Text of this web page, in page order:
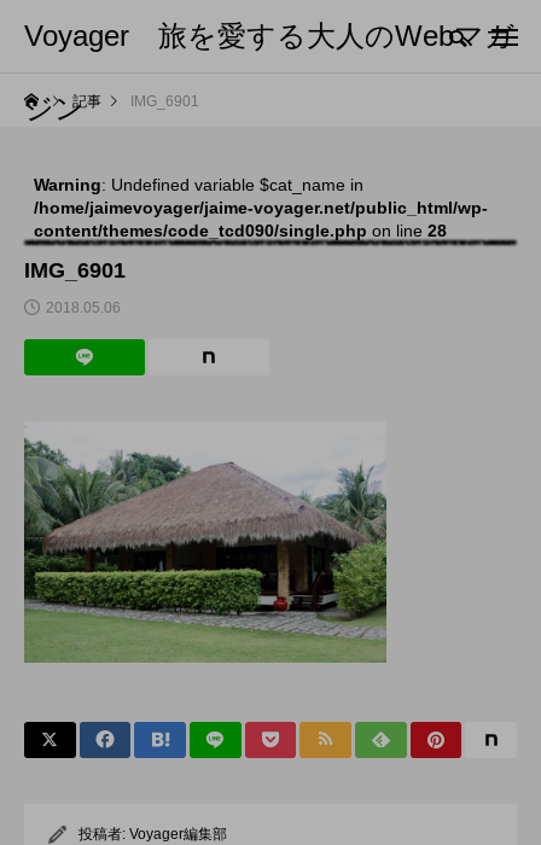
Voyager 旅を愛する大人のWebマガ
ジン記事 IMG_6901
Warning: Undefined variable $cat_name in
/home/jaimevoyager/jaime-voyager.net/public_html/wp-
content/themes/code_tcd090/single.php on line 28
IMG_6901
2018.05.06
投稿者: Voyager編集部